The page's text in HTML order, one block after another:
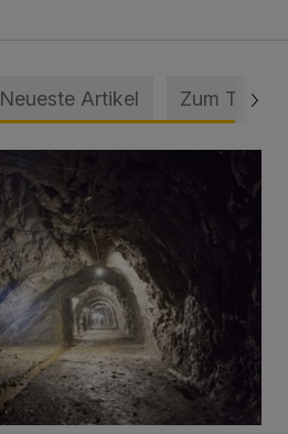
Neueste Artikel Zum Thema